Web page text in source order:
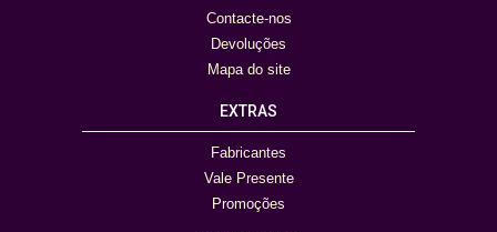
Contacte-nos
Devoluções
Mapa do site
EXTRAS
Fabricantes
Vale Presente
Promoções